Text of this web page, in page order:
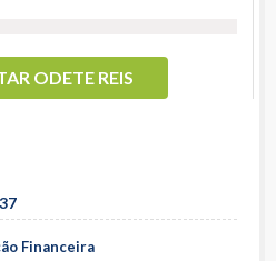
ODETE REIS
Financeira